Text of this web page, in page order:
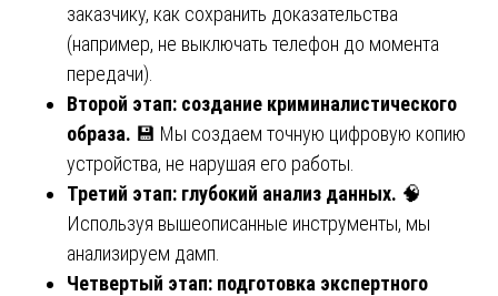
заказчику, как сохранить доказательства
(например, не выключать телефон до момента
передачи).
Второй этап: создание криминалистического
образа. 💾 Мы создаем точную цифровую копию
устройства, не нарушая его работы.
Третий этап: глубокий анализ данных. 🧠
Используя вышеописанные инструменты, мы
анализируем дамп.
Четвертый этап: подготовка экспертного